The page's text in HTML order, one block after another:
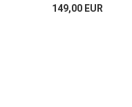
149,00 EUR